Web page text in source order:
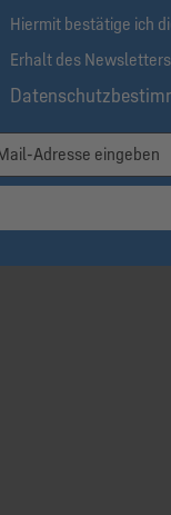
Hiermit bestätige ich
Erhalt des